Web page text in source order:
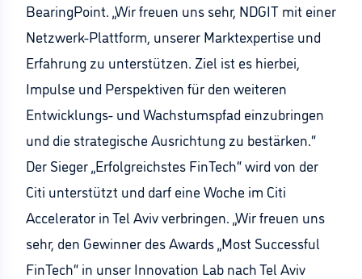
BearingPoint. „Wir freuen uns sehr, NDGIT mit einer
Netzwerk-Plattform, unserer Marktexpertise und
Erfahrung zu unterstützen. Ziel ist es hierbei,
Impulse und Perspektiven für den weiteren
Entwicklungs- und Wachstumspfad einzubringen
und die strategische Ausrichtung zu bestärken.“
Der Sieger „Erfolgreichstes FinTech“ wird von der
Citi unterstützt und darf eine Woche im Citi
Accelerator in Tel Aviv verbringen. „Wir freuen uns
sehr, den Gewinner des Awards „Most Successful
FinTech“ in unser Innovation Lab nach Tel Aviv